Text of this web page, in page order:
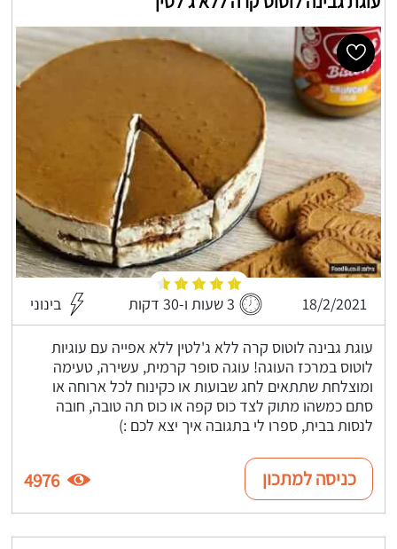
18/2/2021 3 שעות ו-30 דקות בינוני
עוגת גבינה לוטוס קרה ללא ג'לטין ללא אפייה עם עוגיות
לוטוס במרכז העוגה! עוגה סופר קרמית, עשירה, טעימה
ומוצלחת שתתאים לחג שבועות או כקינוח לכל ארוחה או
סתם כמשהו מתוק לצד כוס קפה או כוס תה טובה, חובה
לנסות בבית, ספרו לי בתגובה איך יצא לכם :)
כניסה למתכון 4976